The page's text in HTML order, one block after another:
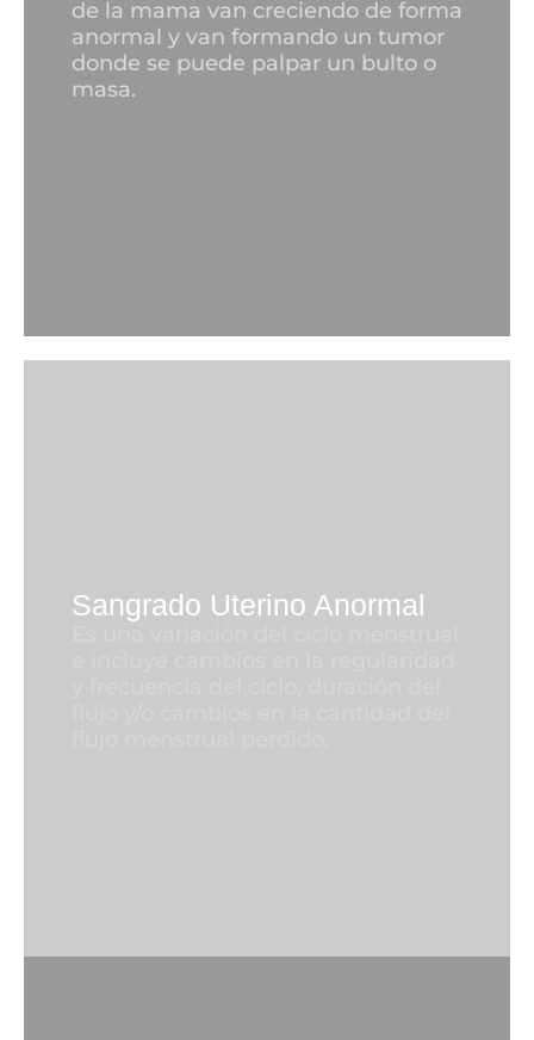
de la mama van creciendo de forma
anormal y van formando un tumor
donde se puede palpar un bulto o
masa.
Sangrado Uterino Anormal